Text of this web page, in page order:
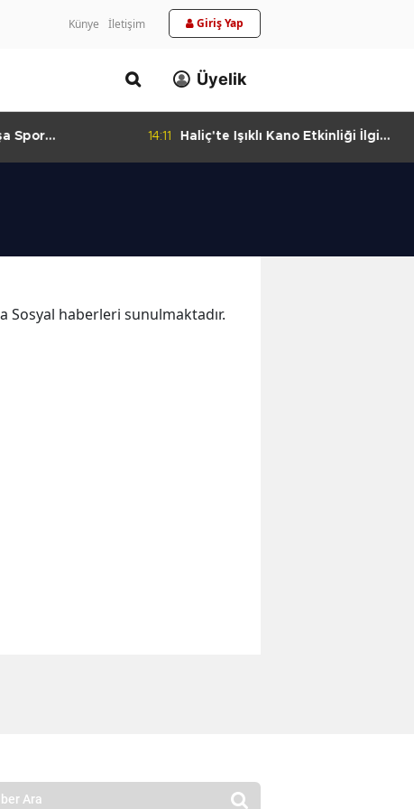
Künye İletişim Giriş Yap
Üyelik
Spor
14:11
Haliç'te Işıklı Kano Etkinliği İlgi
Sosyal haberleri sunulmaktadır.